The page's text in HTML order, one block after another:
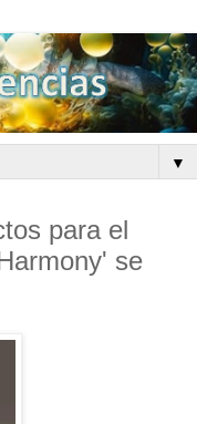
▼
para el
se